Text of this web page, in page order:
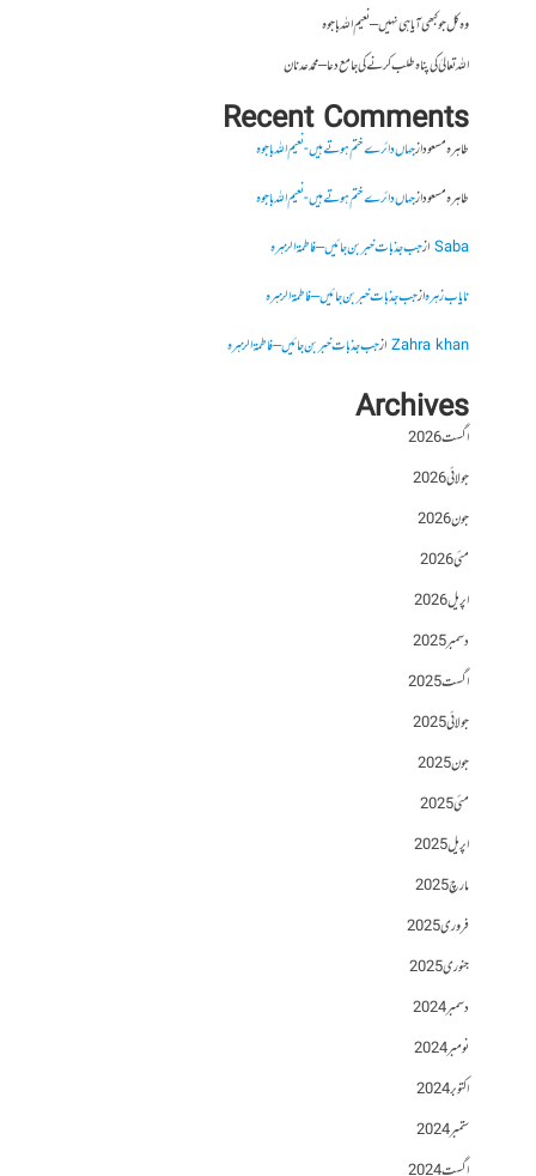
وہ کل جو کبھی آیا ہی نہیں – نعیم اللہ باجوہ
اللہ تعالیٰ کی پناہ طلب کرنے کی جامع دعا – محمد عدنان
Recent Comments
طاہرہ مسعودازجہاں دائرے ختم ہوتے ہیں- نعیم اللہ باجوہ
طاہرہ مسعودازجہاں دائرے ختم ہوتے ہیں- نعیم اللہ باجوہ
Sabaازجب جذبات خبر بن جائیں – فاطمۃالزہرہ
نایاب زہرہازجب جذبات خبر بن جائیں – فاطمۃالزہرہ
Zahra khanازجب جذبات خبر بن جائیں – فاطمۃالزہرہ
Archives
اگست 2026
جولائی 2026
جون 2026
مئی 2026
اپریل 2026
دسمبر 2025
اگست 2025
جولائی 2025
جون 2025
مئی 2025
اپریل 2025
مارچ 2025
فروری 2025
جنوری 2025
دسمبر 2024
نومبر 2024
اکتوبر 2024
ستمبر 2024